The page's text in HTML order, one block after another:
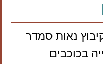
נאות סמדר
בכוכבים